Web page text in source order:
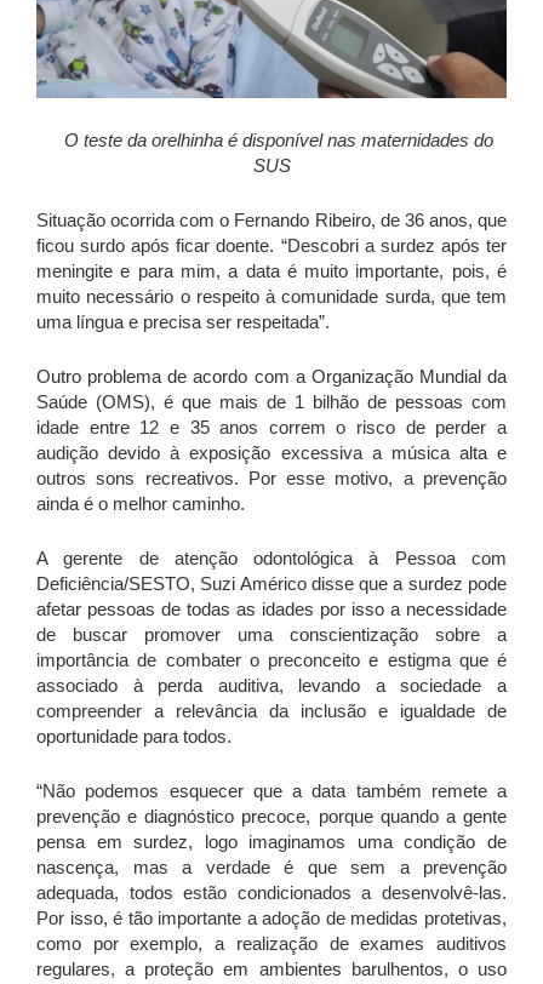
O teste da orelhinha é disponível nas maternidades do
SUS
Situação ocorrida com o Fernando Ribeiro, de 36 anos, que
ficou surdo após ficar doente. “Descobri a surdez após ter
meningite e para mim, a data é muito importante, pois, é
muito necessário o respeito à comunidade surda, que tem
uma língua e precisa ser respeitada”.
Outro problema de acordo com a Organização Mundial da
Saúde (OMS), é que mais de 1 bilhão de pessoas com
idade entre 12 e 35 anos correm o risco de perder a
audição devido à exposição excessiva a música alta e
outros sons recreativos. Por esse motivo, a prevenção
ainda é o melhor caminho.
A gerente de atenção odontológica à Pessoa com
Deficiência/SESTO, Suzi Américo disse que a surdez pode
afetar pessoas de todas as idades por isso a necessidade
de buscar promover uma conscientização sobre a
importância de combater o preconceito e estigma que é
associado à perda auditiva, levando a sociedade a
compreender a relevância da inclusão e igualdade de
oportunidade para todos.
“Não podemos esquecer que a data também remete a
prevenção e diagnóstico precoce, porque quando a gente
pensa em surdez, logo imaginamos uma condição de
nascença, mas a verdade é que sem a prevenção
adequada, todos estão condicionados a desenvolvê-las.
Por isso, é tão importante a adoção de medidas protetivas,
como por exemplo, a realização de exames auditivos
regulares, a proteção em ambientes barulhentos, o uso